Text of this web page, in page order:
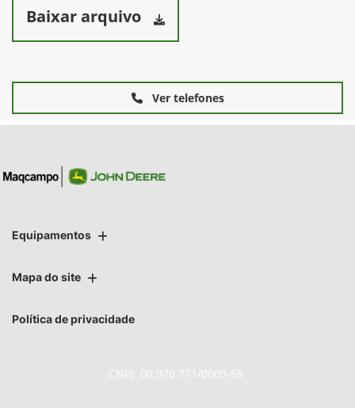
Baixar arquivo
Ver telefones
Equipamentos
Mapa do site
Política de privacidade
CNPJ: 00.970.771/0009-69